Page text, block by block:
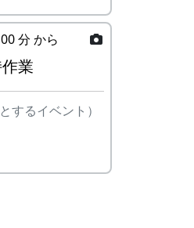
分 から
業
するイベント）